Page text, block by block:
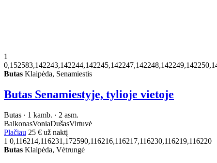
1
Butas Klaipėda, Senamiestis
Butas Senamiestyje, tylioje vietoje
Butas · 1 kamb. · 2 asm.
BalkonasVoniaDušasVirtuvė
Plačiau 25 € už naktį
1 0,116214,116231,172590,116216,116217,116230,116219,116220
Butas Klaipėda, Vėtrungė